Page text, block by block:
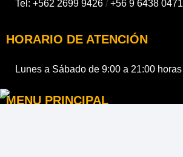
Tel: +562 2699 9426 / +56 9 6438 0471
HORARIO DE ATENCIÓN
Lunes a Sábado de 9:00 a 21:00 horas
MENU PRINCIPAL